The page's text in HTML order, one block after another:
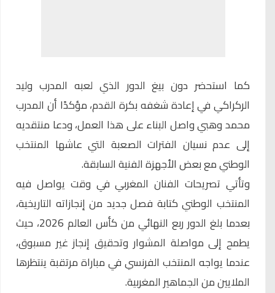
كما استحضر دون بيغ الدور الذي لعبه المدرب وليد
الركراكي في إعادة شغفه بكرة القدم، مؤكدًا أن المدرب
محمد وهبي واصل البناء على هذا العمل، ودعا منتقديه
إلى عدم نسيان الفترات الصعبة التي عاشها المنتخب
الوطني مع بعض الأجهزة الفنية السابقة.
وتأتي تصريحات الفنان المغربي في وقت يواصل فيه
المنتخب الوطني كتابة فصل جديد من إنجازاته التاريخية،
بعدما بلغ الدور ربع النهائي من كأس العالم 2026، حيث
يطمح إلى مواصلة المشوار وتحقيق إنجاز غير مسبوق،
عندما يواجه المنتخب الفرنسي في مباراة مرتقبة ينتظرها
الملايين من الجماهير المغربية.